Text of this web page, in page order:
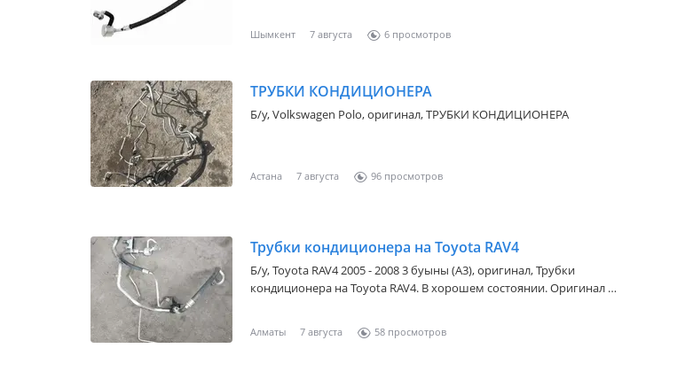
Шымкент 7 августа 6
ТРУБКИ КОНДИЦИОНЕРА
Б/y,Volkswagen Polo, оригинал, ТРУБКИ КОНДИЦИОНЕРА
Астана 7 августа 96
Трубки кондиционера на Toyota RAV4
Б/y,Toyota RAV4 2005 - 2008 3 буыны (A3), оригинал, Трубки
кондиционера на Toyota RAV4. В хорошем состоянии. Оригинал из
Алматы 7 августа 58